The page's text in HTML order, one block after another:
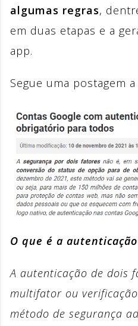
algumas regras,
em duas etapas e a
app.
Segue uma postagem
O que é a
A autenticação de dois
multifator ou
método de segurança